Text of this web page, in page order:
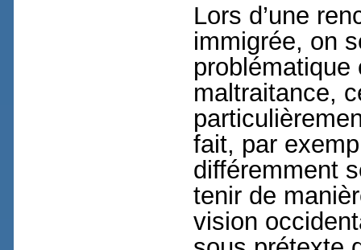
Lors d’une
immigrée, on
maltraitance,
fait, par
différemment
tenir de
vision